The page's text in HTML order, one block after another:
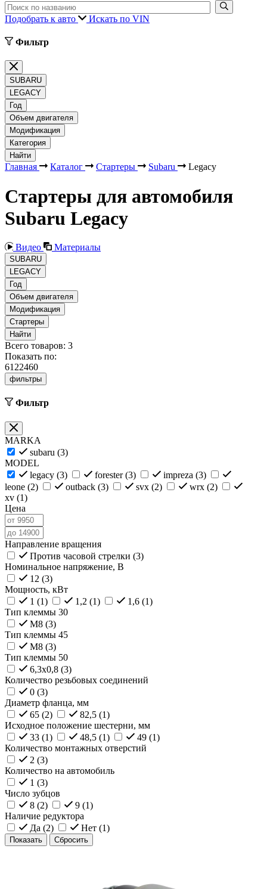
Подобрать к авто Искать по VIN
Фильтр
SUBARU
LEGACY
Год
Объем двигателя
Модификация
Категория
Найти
Главная Каталог Стартеры Subaru Legacy
Стартеры для автомобиля
Subaru Legacy
Видео Материалы
SUBARU
LEGACY
Год
Объем двигателя
Модификация
Стартеры
Найти
Всего товаров: 3
Показать по:
6122460
фильтры
Фильтр
MARKA
subaru (3)
MODEL
legacy (3) forester (3) impreza (3)
leone (2) outback (3) svx (2) wrx (2)
xv (1)
Цена
Направление вращения
Против часовой стрелки (3)
Номинальное напряжение, В
12 (3)
Мощность, кВт
1 (1) 1,2 (1) 1,6 (1)
Тип клеммы 30
M8 (3)
Тип клеммы 45
M8 (3)
Тип клеммы 50
6,3x0,8 (3)
Количество резьбовых соединений
0 (3)
Диаметр фланца, мм
65 (2) 82,5 (1)
Исходное положение шестерни, мм
33 (1) 48,5 (1) 49 (1)
Количество монтажных отверстий
2 (3)
Количество на автомобиль
1 (3)
Число зубцов
8 (2) 9 (1)
Наличие редуктора
Да (2) Нет (1)